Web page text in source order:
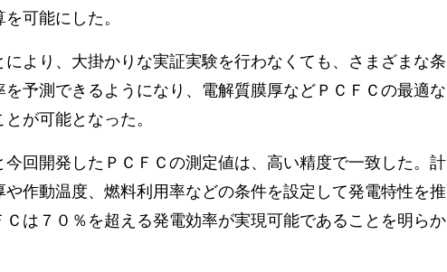
可能にした。
より、大掛かりな実証実験を行わなくても、さまざまな条
予測できるようになり、電解質膜厚などＰＣＦＣの最適な
が可能となった。
回開発したＰＣＦＣの測定値は、高い精度で一致した。計
作動温度、燃料利用率などの条件を設定して発電特性を推
は７０％を超える発電効率が実現可能であることを明らか